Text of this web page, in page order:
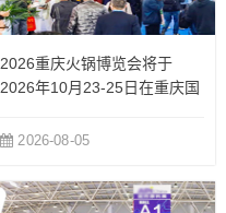
2026重庆火锅博览会将于
2026年10月23-25日在重庆国
2026-08-05